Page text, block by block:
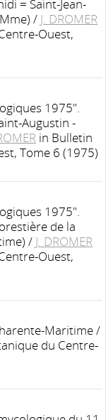
= Saint-Jean-
/ J. DROMER
Ouest,
1975".
Augustin -
in Bulletin
Tome 6 (1975)
1975".
de la
/ J. DROMER
Ouest,
Maritime/
du Centre-